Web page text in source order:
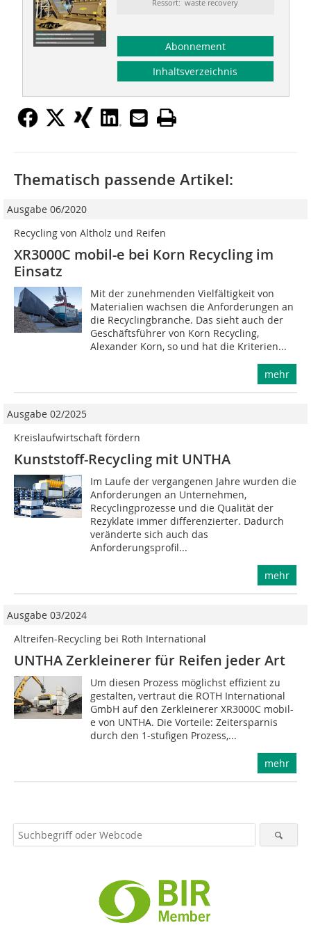
Ressort: waste recovery
Abonnement
Inhaltsverzeichnis
Thematisch passende Artikel:
Ausgabe 06/2020
Recycling von Altholz und Reifen
XR3000C mobil-e bei Korn Recycling im
Einsatz
Mit der zunehmenden Vielfältigkeit von
Materialien wachsen die Anforderungen an
die Recyclingbranche. Das sieht auch der
Geschäftsführer von Korn Recycling,
Alexander Korn, so und hat die Kriterien...
mehr
Ausgabe 02/2025
Kreislaufwirtschaft fördern
Kunststoff-Recycling mit UNTHA
Im Laufe der vergangenen Jahre wurden die
Anforderungen an Unternehmen,
Recyclingprozesse und die Qualität der
Rezyklate immer differenzierter. Dadurch
veränderte sich auch das
Anforderungsprofil...
mehr
Ausgabe 03/2024
Altreifen-Recycling bei Roth International
UNTHA Zerkleinerer für Reifen jeder Art
Um diesen Prozess möglichst effizient zu
gestalten, vertraut die ROTH International
GmbH auf den Zerkleinerer XR3000C mobil-
e von UNTHA. Die Vorteile: Zeitersparnis
durch den 1-stufigen Prozess,...
mehr